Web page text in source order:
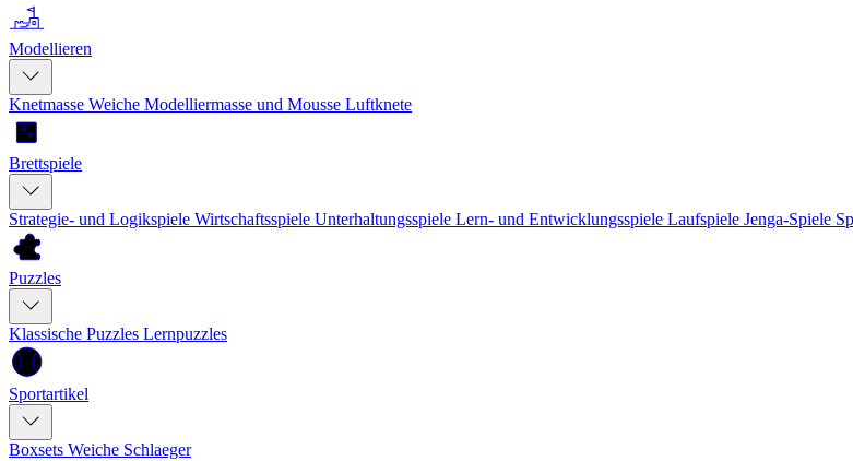
Modellieren
Knetmasse Weiche Modelliermasse und Mousse Luftknete
Brettspiele
Strategie- und Logikspiele Wirtschaftsspiele Unterhaltungsspiele Lern- und Entwicklungsspiele Laufspiele Jenga-Spiele
Puzzles
Klassische Puzzles Lernpuzzles
Sportartikel
Boxsets Weiche Schlaeger